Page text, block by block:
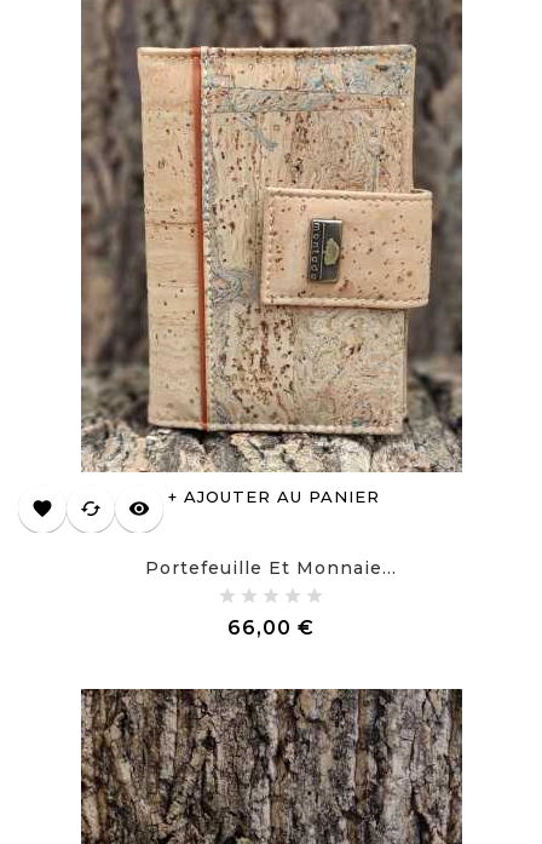
AJOUTER AU PANIER
favorite cached visibility
Portefeuille Et Monnaie...
66,00 €